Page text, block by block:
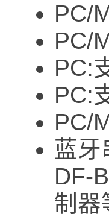
PC/
PC/
PC:
PC:
PC/
蓝牙
DF-
制器